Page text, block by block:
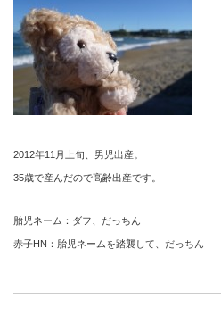
2012年11月上旬、男児出産。
35歳で産んだので高齢出産です。
胎児ネーム：ダフ、だっちん
赤子HN：胎児ネームを踏襲して、だっちん